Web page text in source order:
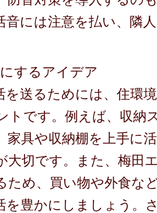
音には注意を払い、隣
するアイデア
を送るためには、住環
トです。例えば、収納
家具や収納棚を上手に
大切です。また、梅田
ため、買い物や外食な
を豊かにしましょう。